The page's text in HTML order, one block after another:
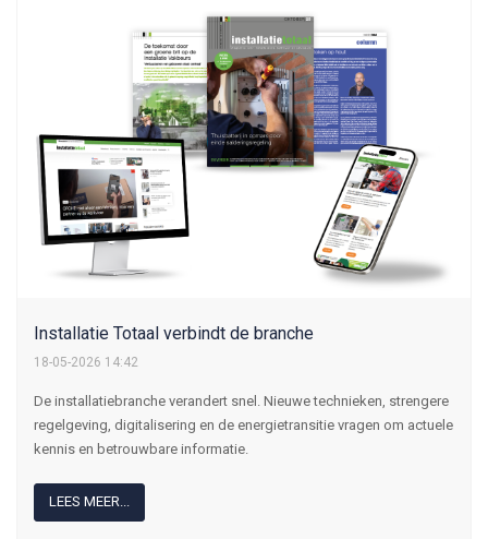
Installatie Totaal verbindt de branche
18-05-2026 14:42
De installatiebranche verandert snel. Nieuwe technieken, strengere
regelgeving, digitalisering en de energietransitie vragen om actuele
kennis en betrouwbare informatie.
LEES MEER...